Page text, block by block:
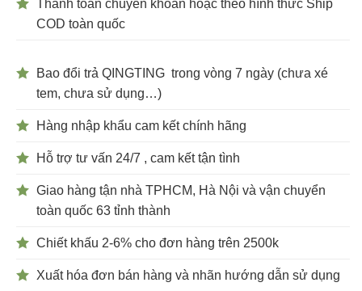
Thanh toán chuyển khoản hoặc theo hính thức Ship
COD toàn quốc
Bao đổi trả QINGTING trong vòng 7 ngày (chưa xé
tem, chưa sử dụng…)
Hàng nhập khẩu cam kết chính hãng
Hỗ trợ tư vấn 24/7 , cam kết tận tình
Giao hàng tận nhà TPHCM, Hà Nội và vận chuyển
toàn quốc 63 tỉnh thành
Chiết khấu 2-6% cho đơn hàng trên 2500k
Xuất hóa đơn bán hàng và nhãn hướng dẫn sử dụng